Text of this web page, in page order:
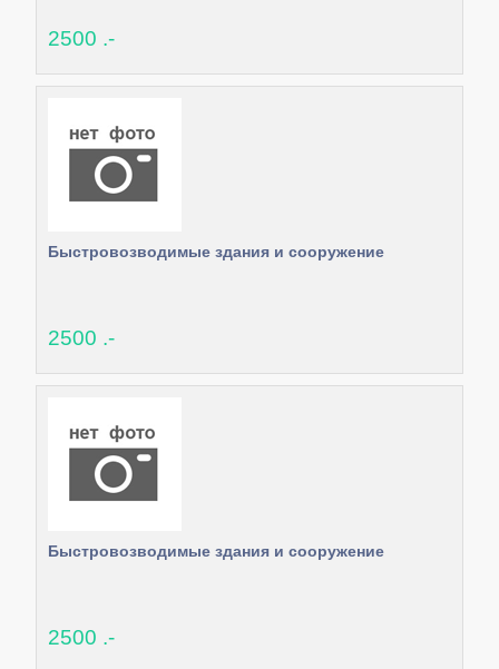
2500 .-
Быстровозводимые здания и сооружение
2500 .-
Быстровозводимые здания и сооружение
2500 .-